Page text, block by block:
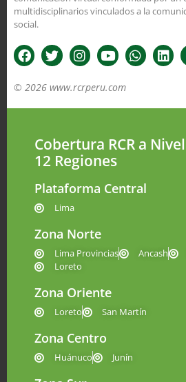
multidisciplinarios vinculados a la
social.
© 2026 www.rcrperu.com
Cobertura RCR a
12 Regiones
Plataforma Central
Lima
Zona Norte
Lima Provincias Ancash
Loreto
Zona Oriente
Loreto San Martín
Zona Centro
Huánuco Junín